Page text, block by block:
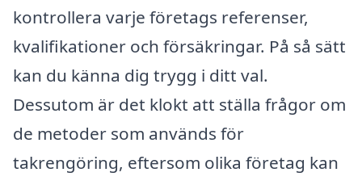
kontrollera varje företags referenser,
kvalifikationer och försäkringar. På så sätt
kan du känna dig trygg i ditt val.
Dessutom är det klokt att ställa frågor om
de metoder som används för
takrengöring, eftersom olika företag kan